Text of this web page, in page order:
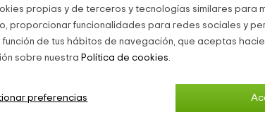
propias y de terceros y tecnologías similares para
proporcionar funcionalidades para redes sociales y
de tus hábitos de navegación, que aceptas
sobre nuestra Política de cookies.
preferencias
›
Bogarra, Albacete
0
Esta coqueta
municipio
apartado que